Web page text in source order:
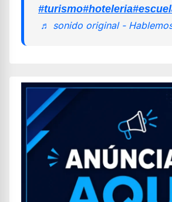
#turismo#hoteleria
♬ sonido original -